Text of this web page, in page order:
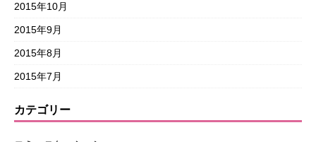
2015年10月
2015年9月
2015年8月
2015年7月
カテゴリー